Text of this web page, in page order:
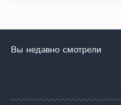
Вы недавно смотрели